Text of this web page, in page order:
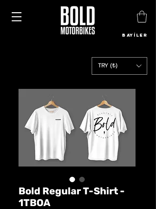
BAYİLER
TRY (₺)
Bold Regular T-Shirt -
1TBOA